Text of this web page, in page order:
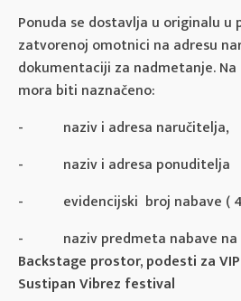
Ponuda se dostavlja u originalu
zatvorenoj omotnici na adresu
dokumentaciji za nadmetanje.
mora biti naznačeno:
- naziv i adresa naručitelja,
- naziv i adresa ponuditelja
- evidencijski broj nabave (
- naziv predmeta nabave na
Backstage prostor, podesti za
Sustipan Vibrez festival